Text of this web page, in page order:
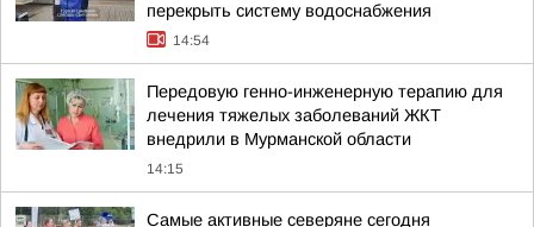
перекрыть систему водоснабжения
14:54
Передовую генно-инженерную терапию для
лечения тяжелых заболеваний ЖКТ
внедрили в Мурманской области
14:15
Самые активные северяне сегодня